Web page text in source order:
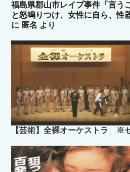
福島県郡山市レイプ事件「言う
と怒鳴りつけ、女性に自ら、性
に 匿名 より
【芸術】全裸オーケストラ ※